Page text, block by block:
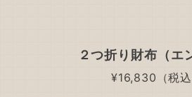
２つ折り財布（エ
¥16,830（税込